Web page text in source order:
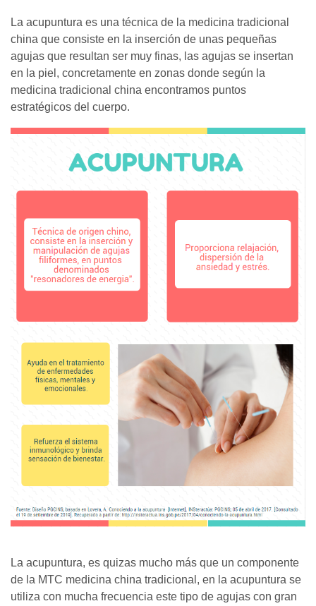
La acupuntura es una técnica de la medicina tradicional
china que consiste en la inserción de unas pequeñas
agujas que resultan ser muy finas, las agujas se insertan
en la piel, concretamente en zonas donde según la
medicina tradicional china encontramos puntos
estratégicos del cuerpo.
La acupuntura, es quizas mucho más que un componente
de la MTC medicina china tradicional, en la acupuntura se
utiliza con mucha frecuencia este tipo de agujas con gran